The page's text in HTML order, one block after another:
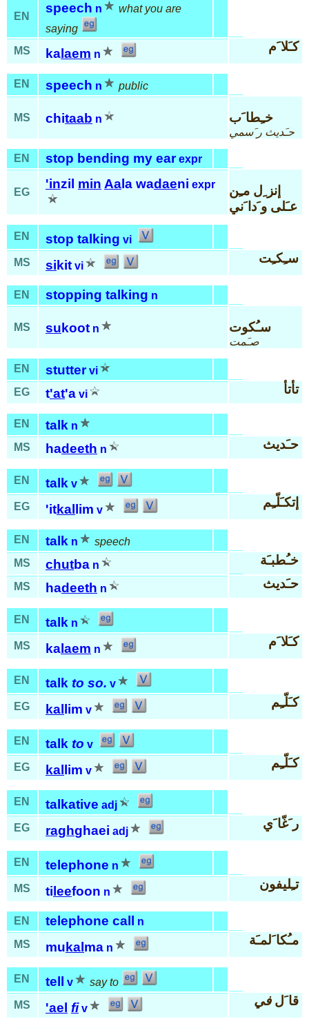
EN
speech n
what you are
saying
MS
ka laem n
كـَلا َم
EN speech n public
MS chitaab n خـِطا َب
حـَديث ر َسمي
EN stop bending my ear expr
EG
'inzil min Aa la wadaeni expr
إنز ِل مـِن
عـَلى و َدا َني
EN stop talking vi
MS
si kit vi
سـِكـِت
EN stopping talking n
MS su koot n سـُكوت
صـَمت
EN stutter vi
EG
t'at'a vi تأتأ
EN talk n
MS
hadeeth n حـَديث
EN talk v
EG
'itkal lim v
إتكـَلّـِم
EN talk n
speech
MS
chutba n خـُطبـَة
MS hadeeth n حـَديث
EN talk n
MS
ka laem n
كـَلا َم
EN talk to so. v
EG
kal lim v
كـَلّـِم
EN talk to v
EG
kal lim v
كـَلّـِم
EN talkative adj
EG
raghghaei adj
ر َغّا َي
EN telephone n
MS
ti leefoon n
تـِليفون
EN telephone call
n
MS
mu kal ma n
مـُكا َلمـَة
EN tell v
say to
MS
'ael fi v
قا َلفي